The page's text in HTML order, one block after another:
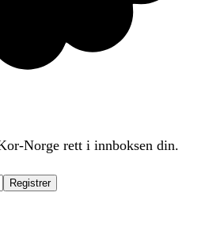
Norge rett i innboksen din.
Registrer